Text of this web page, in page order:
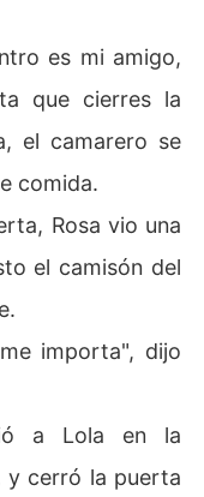
es mi amigo,
que cierres la
el camarero se
comida.
Rosa vio una
el camisón del
importa", dijo
a Lola en la
y cerró la puerta